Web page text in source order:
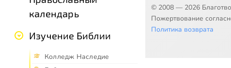
календарь
Изучение Библии
Колледж Наследие
© 2008 — 2026
Пожертвование
Политика возврата